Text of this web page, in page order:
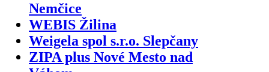
Nemčice
WEBIS Žilina
Weigela spol s.r.o. Slepčany
ZIPA plus Nové Mesto nad